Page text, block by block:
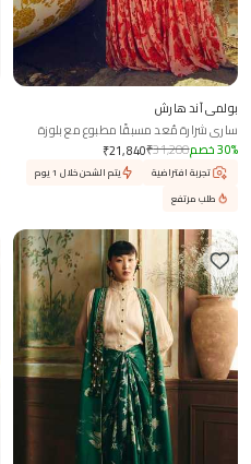
بولمي آند هارش
ساري شرارة مُعد مسبقًا مطبوع مع بلوزة
₹21,840₹31,200 30% خصم
تجربة افتراضية
يتم الشحن خلال 1 يوم
طلب مرتفع